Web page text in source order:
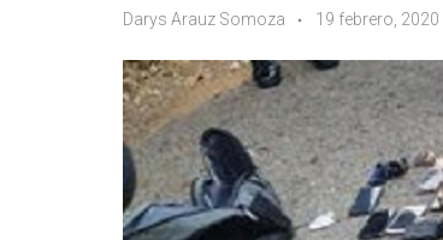
Darys Arauz Somoza 19 febrero, 2020